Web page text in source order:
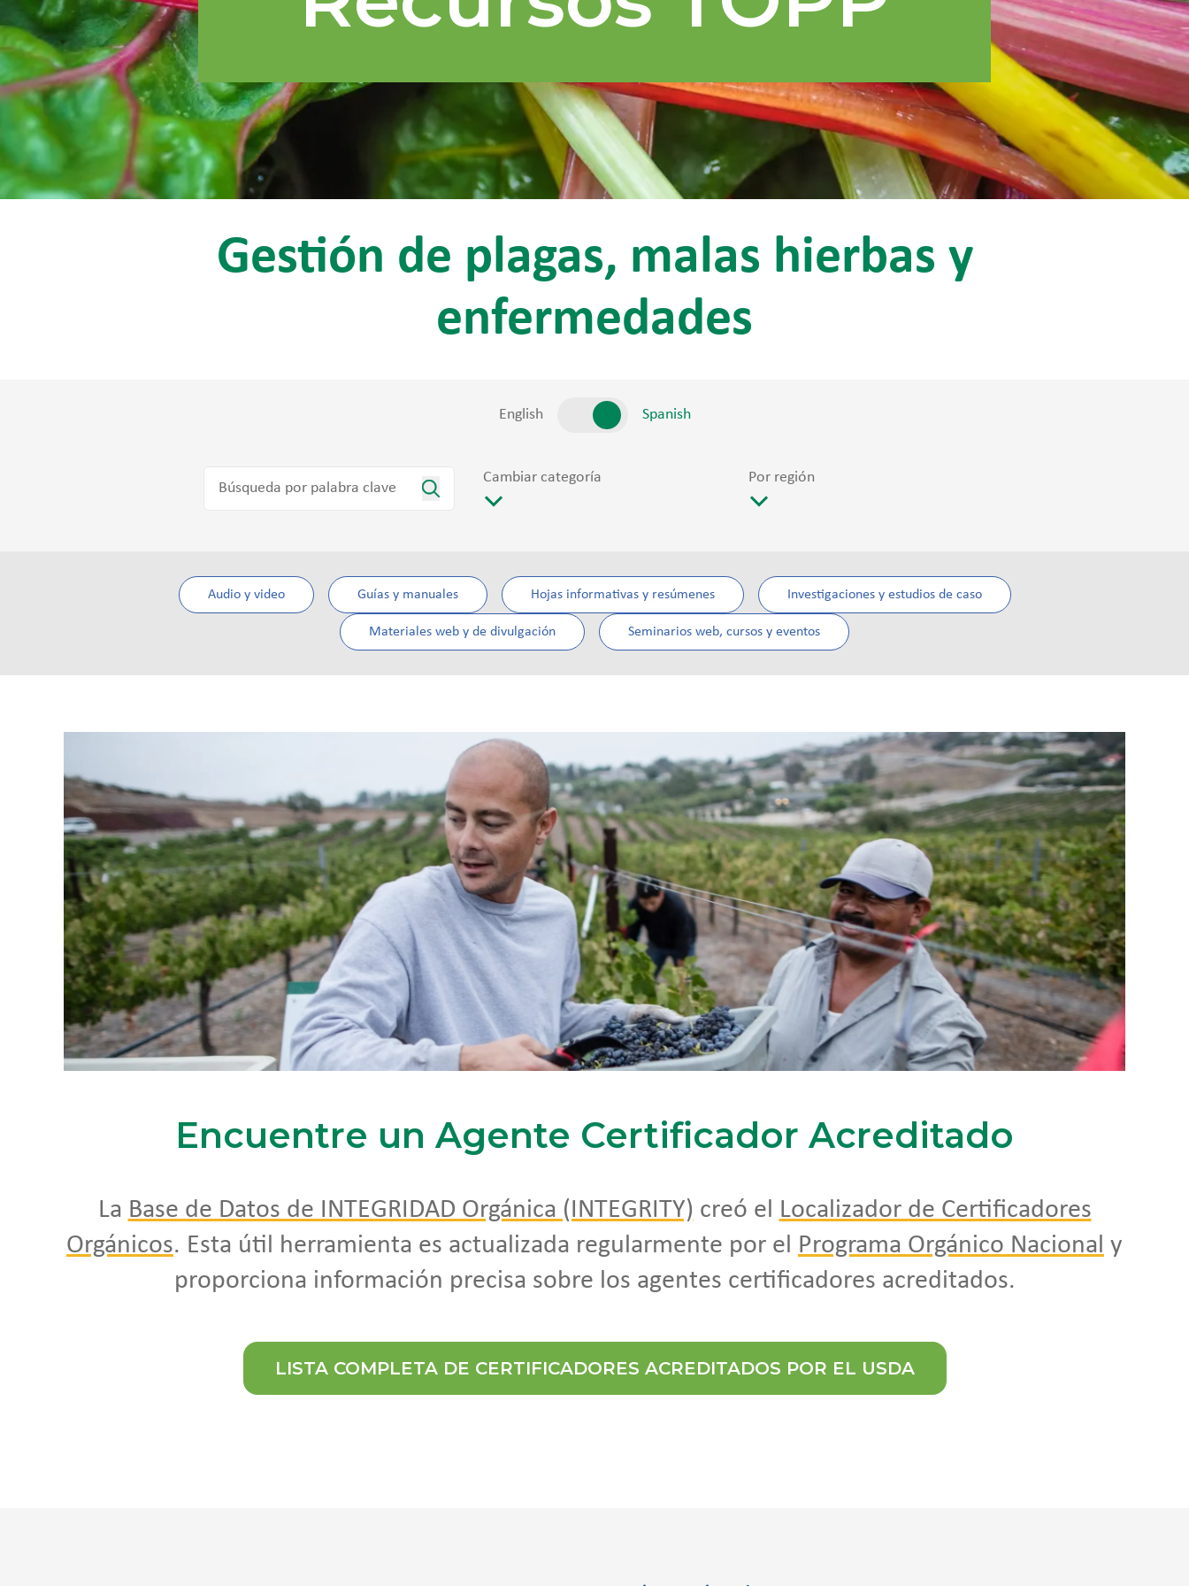
Gestión de plagas, malas hierbas y
enfermedades
English Spanish
Cambiar categoría Por región
Audio y video Guías y manuales Hojas informativas y resúmenes Investigaciones y estudios de caso
Materiales web y de divulgación Seminarios web, cursos y eventos
Encuentre un Agente Certificador Acreditado
La Base de Datos de INTEGRIDAD Orgánica (INTEGRITY) creó el Localizador de Certificadores
Orgánicos. Esta útil herramienta es actualizada regularmente por el Programa Orgánico Nacional y
proporciona información precisa sobre los agentes certificadores acreditados.
LISTA COMPLETA DE CERTIFICADORES ACREDITADOS POR EL USDA